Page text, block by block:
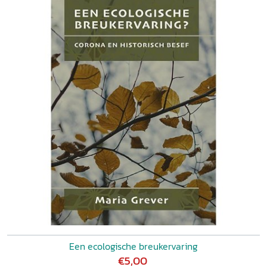
Een ecologische breukervaring
€5,00